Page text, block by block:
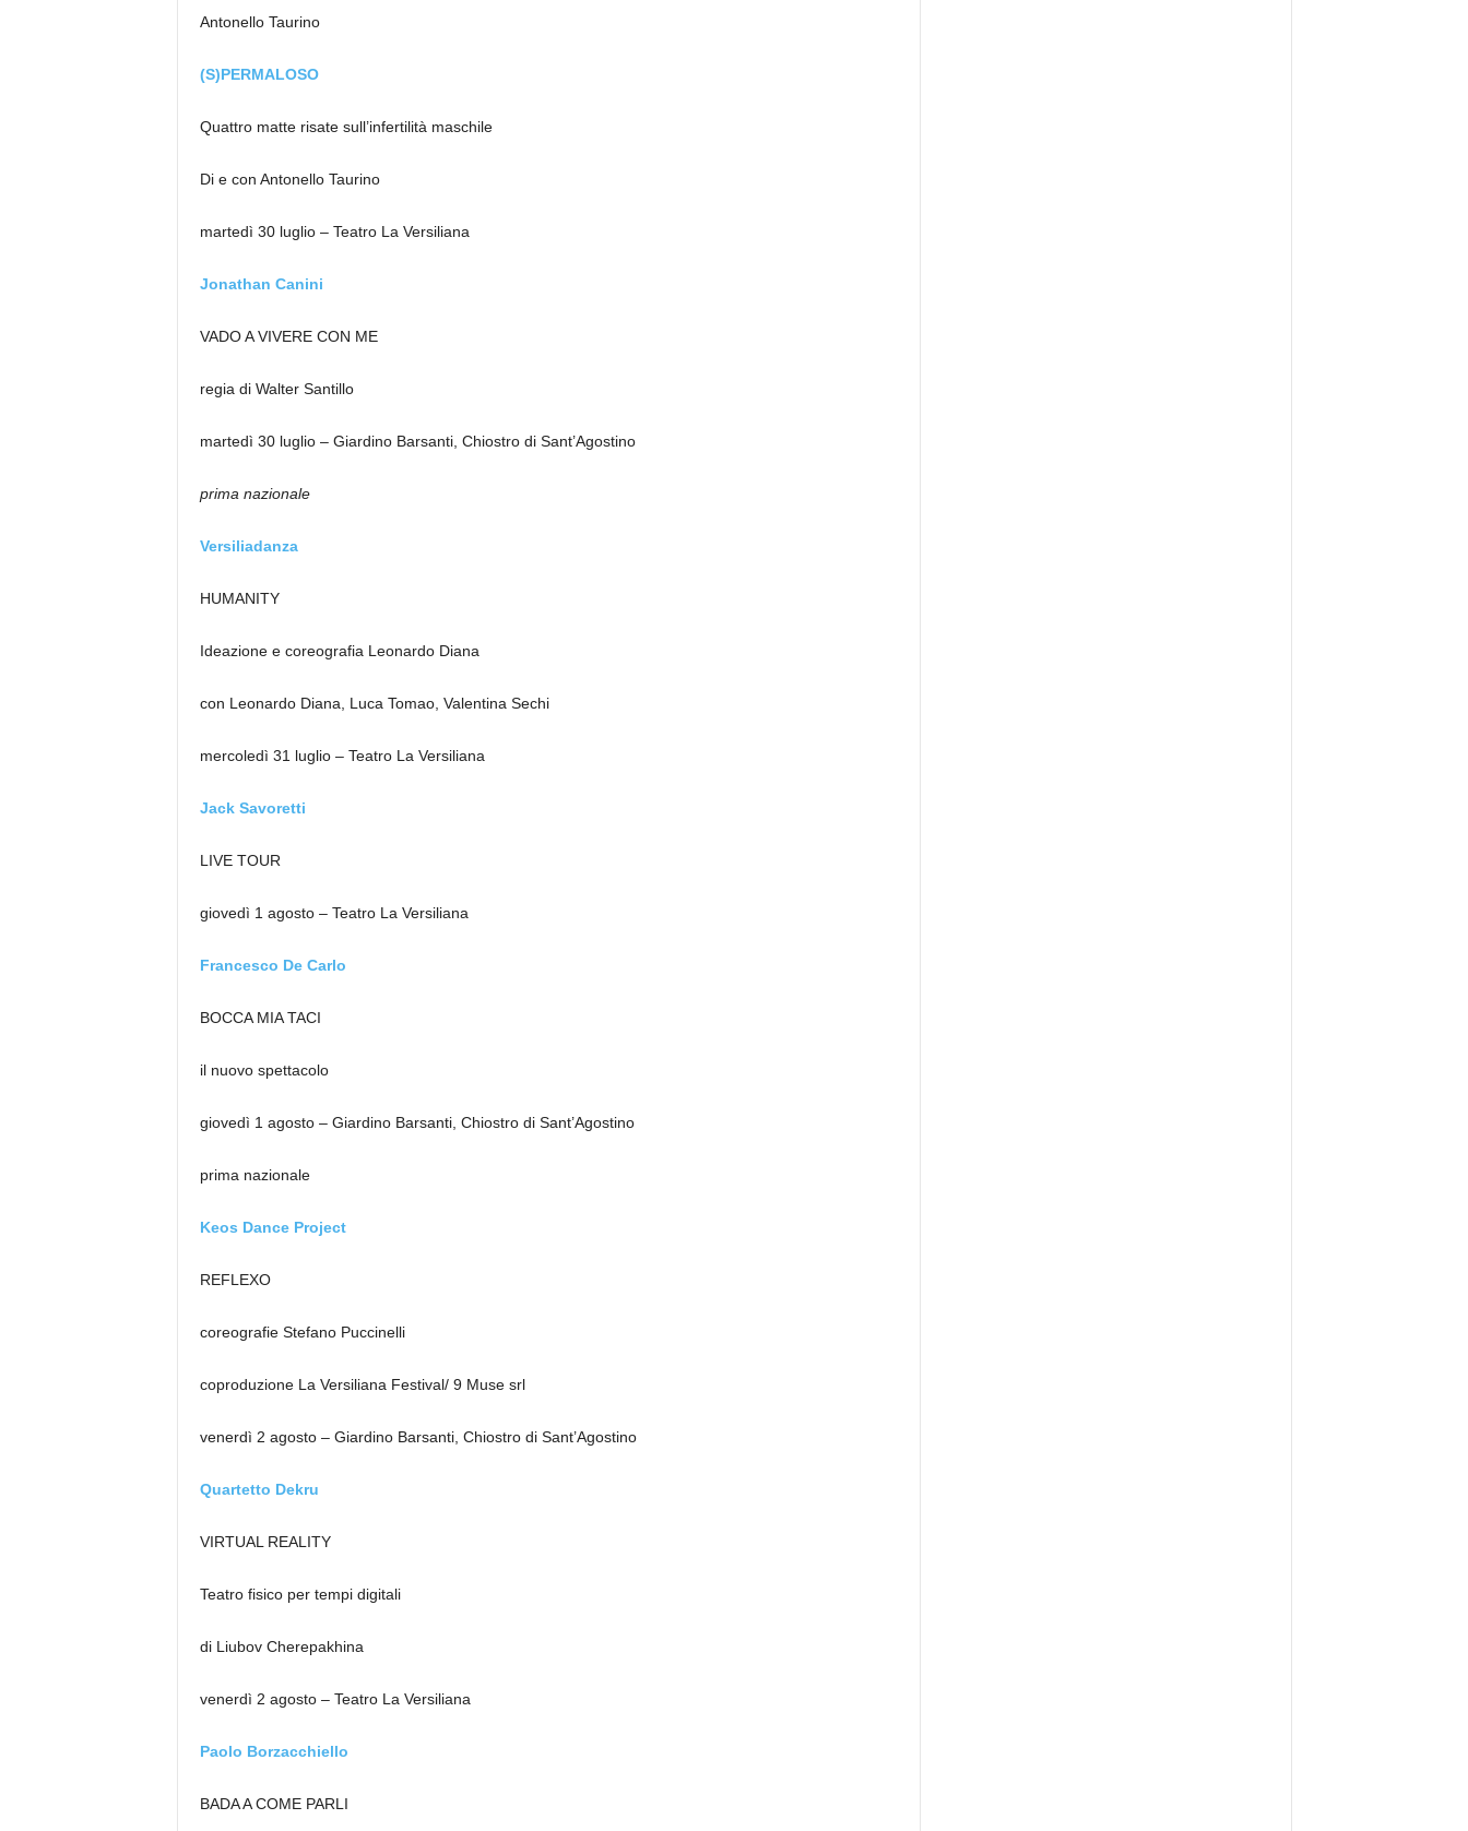
Antonello Taurino
(S)PERMALOSO
Quattro matte risate sull’infertilità maschile
Di e con Antonello Taurino
martedì 30 luglio – Teatro La Versiliana
Jonathan Canini
VADO A VIVERE CON ME
regia di Walter Santillo
martedì 30 luglio – Giardino Barsanti, Chiostro di Sant’Agostino
prima nazionale
Versiliadanza
HUMANITY
Ideazione e coreografia Leonardo Diana
con Leonardo Diana, Luca Tomao, Valentina Sechi
mercoledì 31 luglio – Teatro La Versiliana
Jack Savoretti
LIVE TOUR
giovedì 1 agosto – Teatro La Versiliana
Francesco De Carlo
BOCCA MIA TACI
il nuovo spettacolo
giovedì 1 agosto – Giardino Barsanti, Chiostro di Sant’Agostino
prima nazionale
Keos Dance Project
REFLEXO
coreografie Stefano Puccinelli
coproduzione La Versiliana Festival/ 9 Muse srl
venerdì 2 agosto – Giardino Barsanti, Chiostro di Sant’Agostino
Quartetto Dekru
VIRTUAL REALITY
Teatro fisico per tempi digitali
di Liubov Cherepakhina
venerdì 2 agosto – Teatro La Versiliana
Paolo Borzacchiello
BADA A COME PARLI